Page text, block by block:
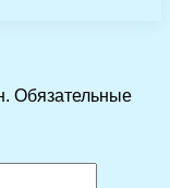
Обязательные